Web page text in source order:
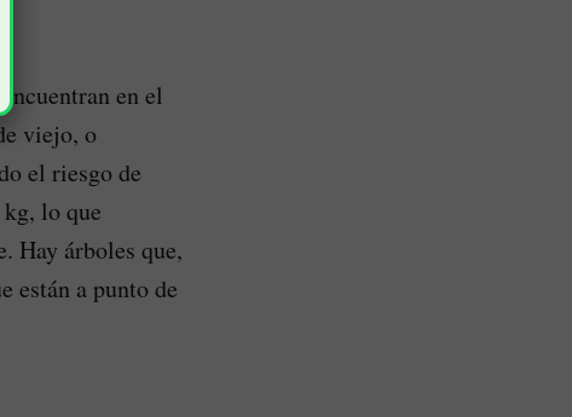
en el
viejo, o
el riesgo de
lo que
Hay árboles que,
están a punto de